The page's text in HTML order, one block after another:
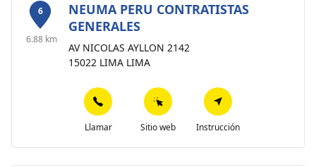
6
6.88 km
NEUMA PERU CONTRATISTAS
GENERALES
AV NICOLAS AYLLON 2142
15022 LIMA LIMA
Llamar Sitio web Instrucción